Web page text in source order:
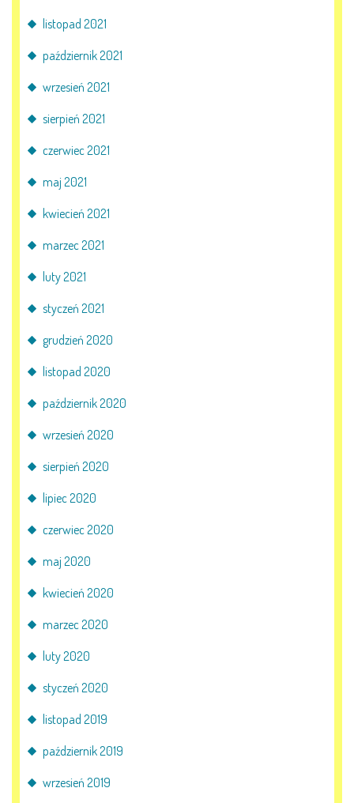
listopad 2021
październik 2021
wrzesień 2021
sierpień 2021
czerwiec 2021
maj 2021
kwiecień 2021
marzec 2021
luty 2021
styczeń 2021
grudzień 2020
listopad 2020
październik 2020
wrzesień 2020
sierpień 2020
lipiec 2020
czerwiec 2020
maj 2020
kwiecień 2020
marzec 2020
luty 2020
styczeń 2020
listopad 2019
październik 2019
wrzesień 2019